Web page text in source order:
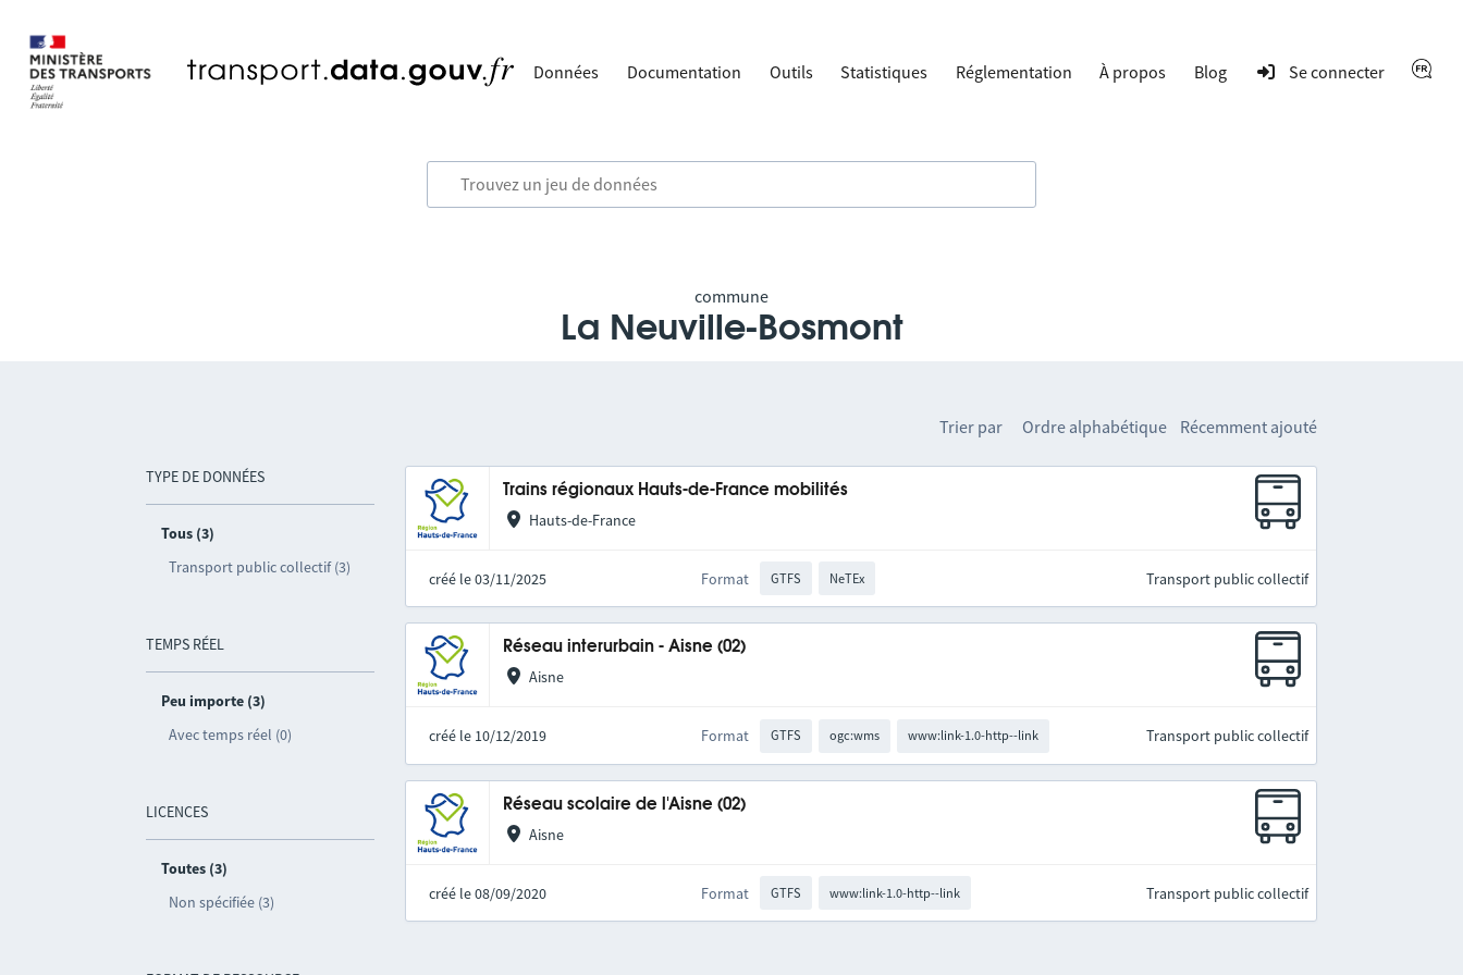
Données Documentation Outils Statistiques Réglementation À propos Blog Se connecter
commune
La Neuville-Bosmont
TYPE DE DONNÉES
Tous (3)
Transport public collectif (3)
TEMPS RÉEL
Peu importe (3)
Avec temps réel (0)
LICENCES
Toutes (3)
Non spécifiée (3)
Trier par Ordre alphabétique Récemment ajouté
Trains régionaux Hauts-de-France mobilités
Hauts-de-France
créé le 03/11/2025 Format GTFS NeTEx Transport public collectif
Réseau interurbain - Aisne (02)
Aisne
créé le 10/12/2019 Format GTFS ogc:wms www:link-1.0-http--link Transport public collectif
Réseau scolaire de l'Aisne (02)
Aisne
créé le 08/09/2020 Format GTFS www:link-1.0-http--link Transport public collectif